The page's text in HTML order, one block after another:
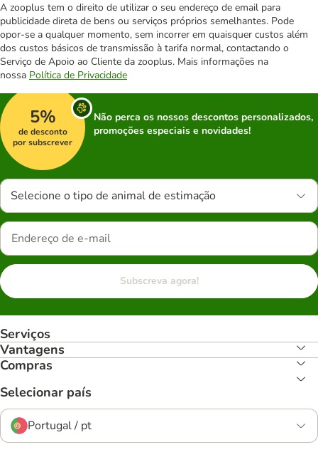
A zooplus tem o direito de utilizar o seu endereço de email para
publicidade direta de bens ou serviços próprios semelhantes. Pode
opor-se a qualquer momento, sem incorrer em quaisquer custos além
dos custos básicos de transmissão à tarifa normal, contactando o
Serviço de Apoio ao Cliente da zooplus. Mais informações na
nossa Política de Privacidade
5%
de desconto
por subscrever
Não perca os nossos descontos personalizados,
promoções especiais e novidades!
Selecione o tipo de animal de estimação
Subscreva agora!
Serviços
Vantagens
Compras
Selecionar país
Portugal / pt